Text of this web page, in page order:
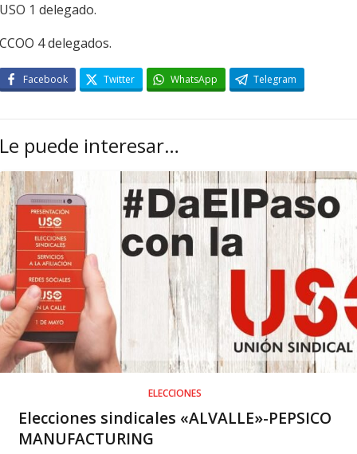
USO 1 delegado.
CCOO 4 delegados.
Facebook Twitter WhatsApp Telegram
Le puede interesar…
ELECCIONES
Elecciones sindicales «ALVALLE»-PEPSICO
MANUFACTURING